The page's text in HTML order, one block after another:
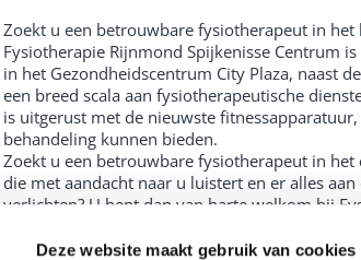
Deze website maakt gebruik van cookies
Zoekt u een betrouwbare fysiotherapeut in het
Fysiotherapie Rijnmond Spijkenisse Centrum
in het Gezondheidscentrum City Plaza, naast
een breed scala aan fysiotherapeutische
is uitgerust met de nieuwste
behandeling kunnen bieden.
Zoekt u een betrouwbare fysiotherapeut in het
die met aandacht naar u luistert en er alles
verlichten? U bent dan van harte welkom bij
City Plaza, gelegen naast de Albert Heijn. Wij